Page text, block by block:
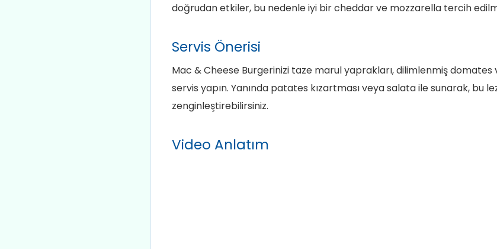
doğrudan etkiler, bu nedenle iyi bir cheddar ve mozzarella tercih
Servis Önerisi
Mac & Cheese Burgerinizi taze marul yaprakları, dilimlenmiş domates
servis yapın. Yanında patates kızartması veya salata ile sunarak, bu
zenginleştirebilirsiniz.
Video Anlatım